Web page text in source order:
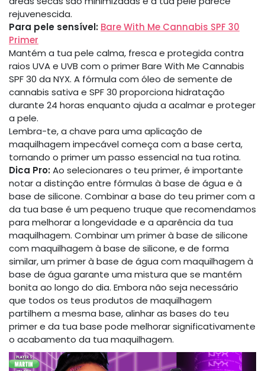
rejuvenescida.
Para pele sensível: Bare With Me Cannabis SPF 30
Primer
Mantém a tua pele calma, fresca e protegida contra
raios UVA e UVB com o primer Bare With Me Cannabis
SPF 30 da NYX. A fórmula com óleo de semente de
cannabis sativa e SPF 30 proporciona hidratação
durante 24 horas enquanto ajuda a acalmar e proteger
a pele.
Lembra-te, a chave para uma aplicação de
maquilhagem impecável começa com a base certa,
tornando o primer um passo essencial na tua rotina.
Dica Pro:Ao selecionares o teu primer, é importante
notar a distinção entre fórmulas à base de água e à
base de silicone. Combinar a base do teu primer com a
da tua base é um pequeno truque que recomendamos
para melhorar a longevidade e a aparência da tua
maquilhagem. Combinar um primer à base de silicone
com maquilhagem à base de silicone, e de forma
similar, um primer à base de água com maquilhagem à
base de água garante uma mistura que se mantém
bonita ao longo do dia. Embora não seja necessário
que todos os teus produtos de maquilhagem
partilhem a mesma base, alinhar as bases do teu
primer e da tua base pode melhorar significativamente
o acabamento da tua maquilhagem.